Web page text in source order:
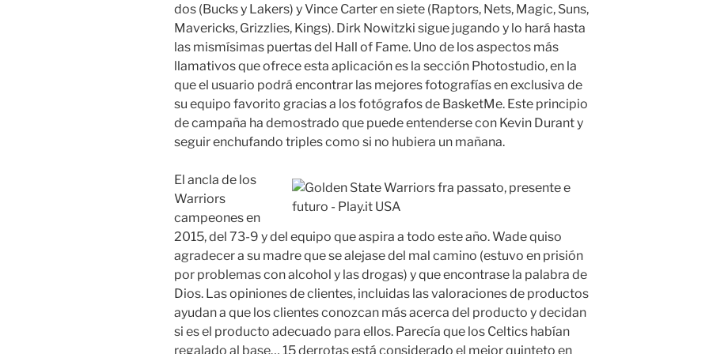
dos (Bucks y Lakers) y Vince Carter en siete (Raptors, Nets, Magic, Suns,
Mavericks, Grizzlies, Kings). Dirk Nowitzki sigue jugando y lo hará hasta
las mismísimas puertas del Hall of Fame. Uno de los aspectos más
llamativos que ofrece esta aplicación es la sección Photostudio, en la
que el usuario podrá encontrar las mejores fotografías en exclusiva de
su equipo favorito gracias a los fotógrafos de BasketMe. Este principio
de campaña ha demostrado que puede entenderse con Kevin Durant y
seguir enchufando triples como si no hubiera un mañana.
El ancla de los
Warriors
campeones en
2015, del 73-9 y del equipo que aspira a todo este año. Wade quiso
agradecer a su madre que se alejase del mal camino (estuvo en prisión
por problemas con alcohol y las drogas) y que encontrase la palabra de
Dios. Las opiniones de clientes, incluidas las valoraciones de productos
ayudan a que los clientes conozcan más acerca del producto y decidan
si es el producto adecuado para ellos. Parecía que los Celtics habían
regalado al base… 15 derrotas está considerado el mejor quinteto en